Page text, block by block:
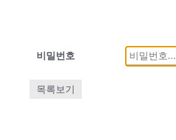
비밀번호
목록보기